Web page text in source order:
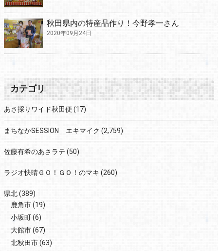
秋田県内の特産品作り！今野孝一さん
2020年09月24日
カテゴリ
あさ採りワイド秋田便 (17)
まちなかSESSION エキマイク (2,759)
佐藤有希のあさラテ (50)
ラジオ快晴ＧＯ！ＧＯ！のマキ (260)
県北(389)
鹿角市(19)
小坂町(6)
大館市(67)
北秋田市(63)